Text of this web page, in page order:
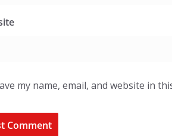
my name, email, and website in